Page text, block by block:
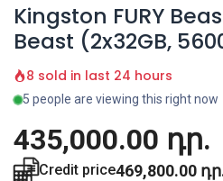
Kingston FURY
Beast (2x32GB,
8 sold in last 24 hours
5 people are viewing this right now
435,000.00 դր.
Credit price469,800.00